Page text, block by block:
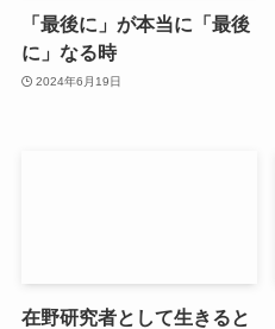
「最後に」が本当に「最後
に」なる時
2024年6月19日
在野研究者として生きると